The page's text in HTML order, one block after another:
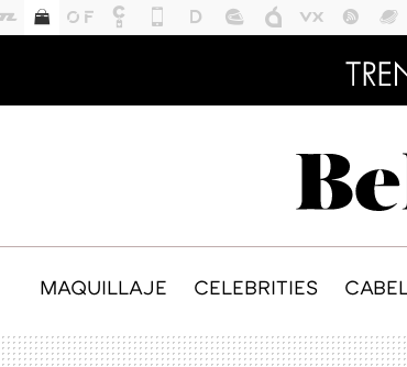
MAQUILLAJE CELEBRITIES